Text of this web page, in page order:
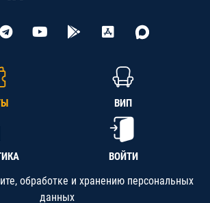
ВИП
ВОЙТИ
обработке и хранению персональных
данных